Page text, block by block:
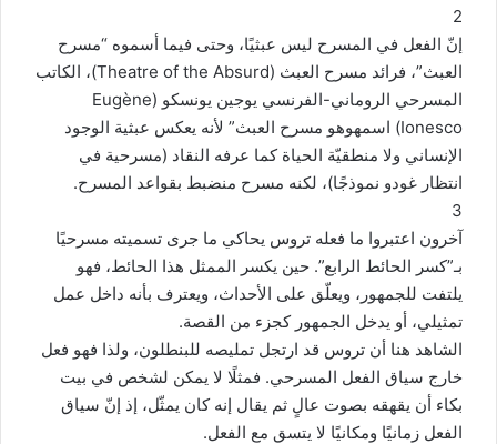
2
إنّ الفعل في المسرح ليس عبثيًا، وحتى فيما أسموه “مسرح
العبث”، فرائد مسرح العبث (Theatre of the Absurd)، الكاتب
المسرحي الروماني-الفرنسي يوجين يونسكو (Eugène
Ionesco) اسمهوهو مسرح العبث” لأنه يعكس عبثية الوجود
الإنساني ولا منطقيّة الحياة كما عرفه النقاد (مسرحية في
انتظار غودو نموذجًا)، لكنه مسرح منضبط بقواعد المسرح.
3
آخرون اعتبروا ما فعله تروس يحاكي ما جرى تسميته مسرحيًا
بـ”كسر الحائط الرابع”. حين يكسر الممثل هذا الحائط، فهو
يلتفت للجمهور، ويعلّق على الأحداث، ويعترف بأنه داخل عمل
تمثيلي، أو يدخل الجمهور كجزء من القصة.
الشاهد هنا أن تروس قد ارتجل تمليصه للبنطلون، ولذا فهو فعل
خارج سياق الفعل المسرحي. فمثلًا لا يمكن لشخص في بيت
بكاء أن يقهقه بصوت عالٍ ثم يقال إنه كان يمثّل، إذ إنّ سياق
الفعل زمانيًا ومكانيًا لا يتسق مع الفعل.